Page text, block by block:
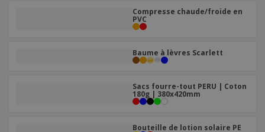
Compresse chaude/froide en
PVC
Baume à lèvres Scarlett
Sacs fourre-tout PERU | Coton
180g | 380x420mm
Bouteille de lotion solaire PE